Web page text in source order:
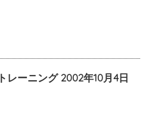
レーニング 2002年10月4日